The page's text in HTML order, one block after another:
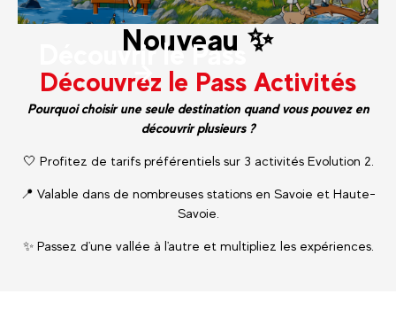
Nouveau ✨
Découvrez le Pass Activités
Pourquoi choisir une seule destination quand vous pouvez en
découvrir plusieurs ?
🤍 Profitez de tarifs préférentiels sur 3 activités Evolution 2.
📍 Valable dans de nombreuses stations en Savoie et Haute-
Savoie.
✨ Passez d'une vallée à l'autre et multipliez les expériences.
Découvrir le Pass